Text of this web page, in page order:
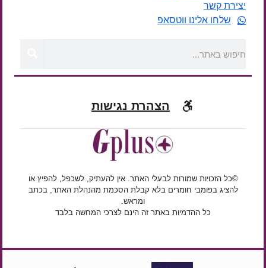
יצירת קשר
שלחו אלינו ווטסאפ
הצהרת נגישות
©כל הזכויות שמורות לבעלי האתר. אין להעתיק, לשכפל, להפיץ או
להציג בפומבי חומרים בלא קבלת הסכמת מהנהלת האתר, בכתב
ומראש.
כל ההדמיות באתר זה הינם לצרכי המחשה בלבד